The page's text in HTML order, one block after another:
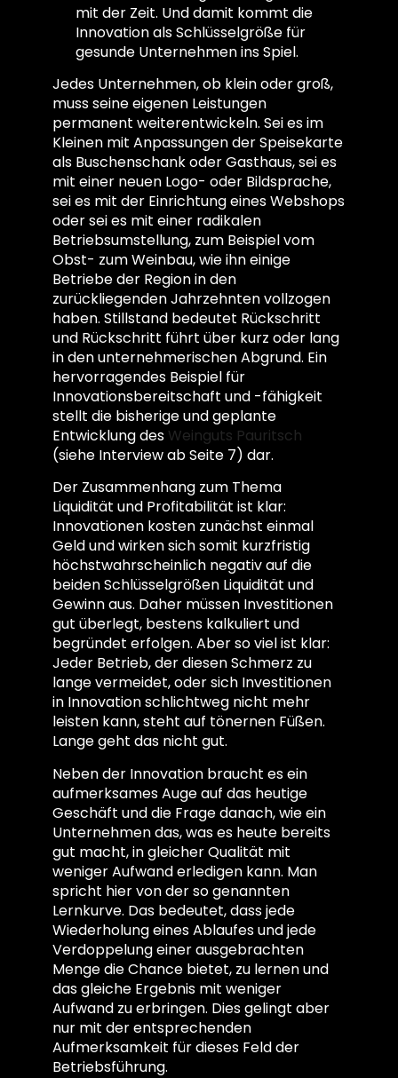
mit der Zeit. Und damit kommt die
Innovation als Schlüsselgröße für
gesunde Unternehmen ins Spiel.
Jedes Unternehmen, ob klein oder groß,
muss seine eigenen Leistungen
permanent weiterentwickeln. Sei es im
Kleinen mit Anpassungen der Speisekarte
als Buschenschank oder Gasthaus, sei es
mit einer neuen Logo- oder Bildsprache,
sei es mit der Einrichtung eines Webshops
oder sei es mit einer radikalen
Betriebsumstellung, zum Beispiel vom
Obst- zum Weinbau, wie ihn einige
Betriebe der Region in den
zurückliegenden Jahrzehnten vollzogen
haben. Stillstand bedeutet Rückschritt
und Rückschritt führt über kurz oder lang
in den unternehmerischen Abgrund. Ein
hervorragendes Beispiel für
Innovationsbereitschaft und -fähigkeit
stellt die bisherige und geplante
Entwicklung des Weinguts Pauritsch
(siehe Interview ab Seite 7) dar.
Der Zusammenhang zum Thema
Liquidität und Profitabilität ist klar:
Innovationen kosten zunächst einmal
Geld und wirken sich somit kurzfristig
höchstwahrscheinlich negativ auf die
beiden Schlüsselgrößen Liquidität und
Gewinn aus. Daher müssen Investitionen
gut überlegt, bestens kalkuliert und
begründet erfolgen. Aber so viel ist klar:
Jeder Betrieb, der diesen Schmerz zu
lange vermeidet, oder sich Investitionen
in Innovation schlichtweg nicht mehr
leisten kann, steht auf tönernen Füßen.
Lange geht das nicht gut.
Neben der Innovation braucht es ein
aufmerksames Auge auf das heutige
Geschäft und die Frage danach, wie ein
Unternehmen das, was es heute bereits
gut macht, in gleicher Qualität mit
weniger Aufwand erledigen kann. Man
spricht hier von der so genannten
Lernkurve. Das bedeutet, dass jede
Wiederholung eines Ablaufes und jede
Verdoppelung einer ausgebrachten
Menge die Chance bietet, zu lernen und
das gleiche Ergebnis mit weniger
Aufwand zu erbringen. Dies gelingt aber
nur mit der entsprechenden
Aufmerksamkeit für dieses Feld der
Betriebsführung.